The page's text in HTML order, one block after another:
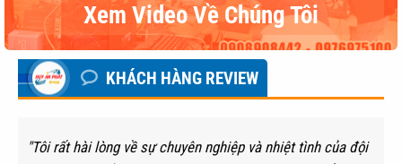
Xem Video Về Chúng Tôi
KHÁCH HÀNG REVIEW
"Tôi rất hài lòng về sự chuyên nghiệp và nhiệt tình của đội